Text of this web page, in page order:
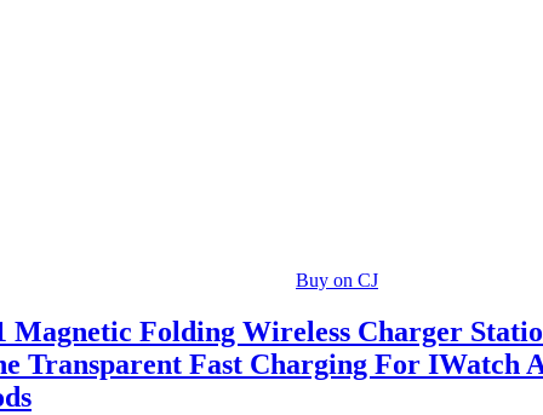
Buy on CJ
Magnetic Folding Wireless Charger
Transparent Fast Charging For IWatch